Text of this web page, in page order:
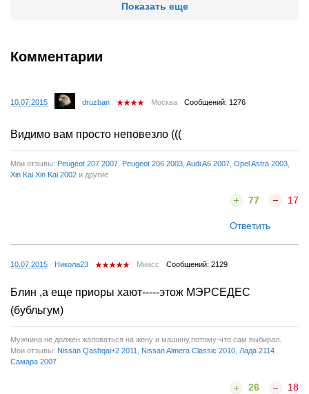
Показать еще
Комментарии
10.07.2015 druzban Москва Сообщений: 1276
Видимо вам просто неповезло (((
Мои отзывы: Peugeot 207 2007 Peugeot 206 2003 Audi A6 2007 Opel Astra 2003
Xin Kai Xin Kai 2002 и другие
77 17
Ответить
10.07.2015 Никола23 Миасс Сообщений: 2129
Блин ,а еще приоры хают-----этож МЭРСЕДЕС
(бубльгум)
Мужчина не должен жаловаться на жену и машину,потому-что сам выбирал.
Мои отзывы: Nissan Qashqai+2 2011 Nissan Almera Classic 2010 Лада 2114
Самара 2007
26 18